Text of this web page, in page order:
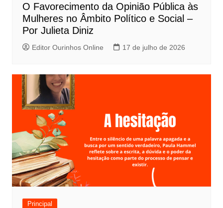
O Favorecimento da Opinião Pública às
Mulheres no Âmbito Político e Social –
Por Julieta Diniz
Editor Ourinhos Online 17 de julho de 2026
Principal